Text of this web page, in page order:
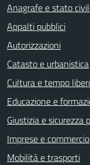
Anagrafe e stato
Appalti pubblici
Autorizzazioni
Catasto e urbanistica
Cultura e tempo
Educazione e
Giustizia e sicurezza
Imprese e commercio
Mobilità e trasporti